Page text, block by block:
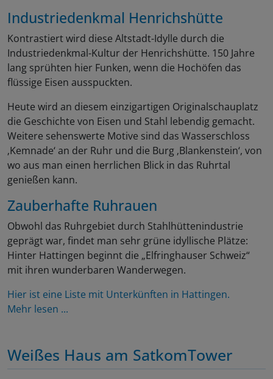
Industriedenkmal Henrichshütte
Kontrastiert wird diese Altstadt-Idylle durch die
Industriedenkmal-Kultur der Henrichshütte. 150 Jahre
lang sprühten hier Funken, wenn die Hochöfen das
flüssige Eisen ausspuckten.
Heute wird an diesem einzigartigen Originalschauplatz
die Geschichte von Eisen und Stahl lebendig gemacht.
Weitere sehenswerte Motive sind das Wasserschloss
‚Kemnade‘ an der Ruhr und die Burg ‚Blankenstein‘, von
wo aus man einen herrlichen Blick in das Ruhrtal
genießen kann.
Zauberhafte Ruhrauen
Obwohl das Ruhrgebiet durch Stahlhüttenindustrie
geprägt war, findet man sehr grüne idyllische Plätze:
Hinter Hattingen beginnt die „Elfringhauser Schweiz“
mit ihren wunderbaren Wanderwegen.
Hier ist eine Liste mit Unterkünften in Hattingen.
Mehr lesen ...
Weißes Haus am SatkomTower